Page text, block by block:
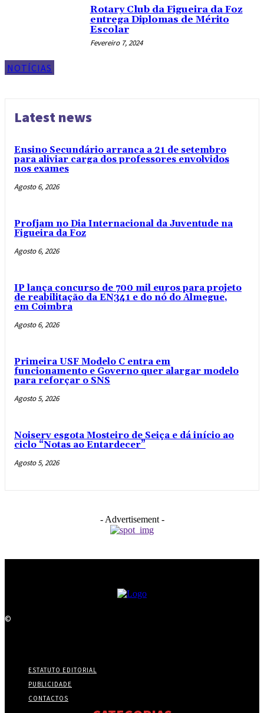
NOTÍCIAS
Rotary Club da Figueira da Foz
entrega Diplomas de Mérito
Escolar
Fevereiro 7, 2024
Latest news
Ensino Secundário arranca a 21 de setembro
para aliviar carga dos professores envolvidos
nos exames
Agosto 6, 2026
Profjam no Dia Internacional da Juventude na
Figueira da Foz
Agosto 6, 2026
IP lança concurso de 700 mil euros para projeto
de reabilitação da EN341 e do nó do Almegue,
em Coimbra
Agosto 6, 2026
Primeira USF Modelo C entra em
funcionamento e Governo quer alargar modelo
para reforçar o SNS
Agosto 5, 2026
Noiserv esgota Mosteiro de Seiça e dá início ao
ciclo “Notas ao Entardecer”
Agosto 5, 2026
- Advertisement -
©
ESTATUTO EDITORIAL
PUBLICIDADE
CONTACTOS